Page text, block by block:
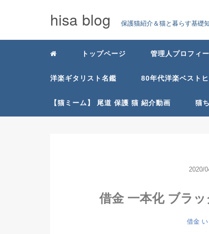
hisa blog 保護猫紹介＆猫と暮らす基礎
トップページ 管理人プロフィ
洋楽ギタリスト名鑑 80年代洋楽ベスト
【猫ミーム】 尾道 保護 猫 紹介動画 猫
2020/
借金 一本化 ブラ
借金